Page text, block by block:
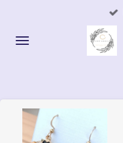
contenu